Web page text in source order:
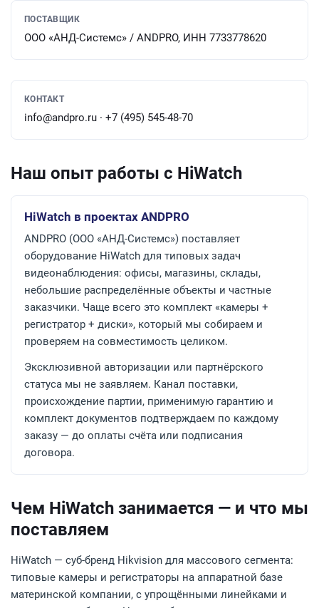
ПОСТАВЩИК
ООО «АНД-Системс» / ANDPRO, ИНН 7733778620
КОНТАКТ
info@andpro.ru · +7 (495) 545-48-70
Наш опыт работы с HiWatch
HiWatch в проектах ANDPRO
ANDPRO (ООО «АНД-Системс») поставляет
оборудование HiWatch для типовых задач
видеонаблюдения: офисы, магазины, склады,
небольшие распределённые объекты и частные
заказчики. Чаще всего это комплект «камеры +
регистратор + диски», который мы собираем и
проверяем на совместимость целиком.
Эксклюзивной авторизации или партнёрского
статуса мы не заявляем. Канал поставки,
происхождение партии, применимую гарантию и
комплект документов подтверждаем по каждому
заказу — до оплаты счёта или подписания
договора.
Чем HiWatch занимается — и что мы
поставляем
HiWatch — суб-бренд Hikvision для массового сегмента:
типовые камеры и регистраторы на аппаратной базе
материнской компании, с упрощёнными линейками и